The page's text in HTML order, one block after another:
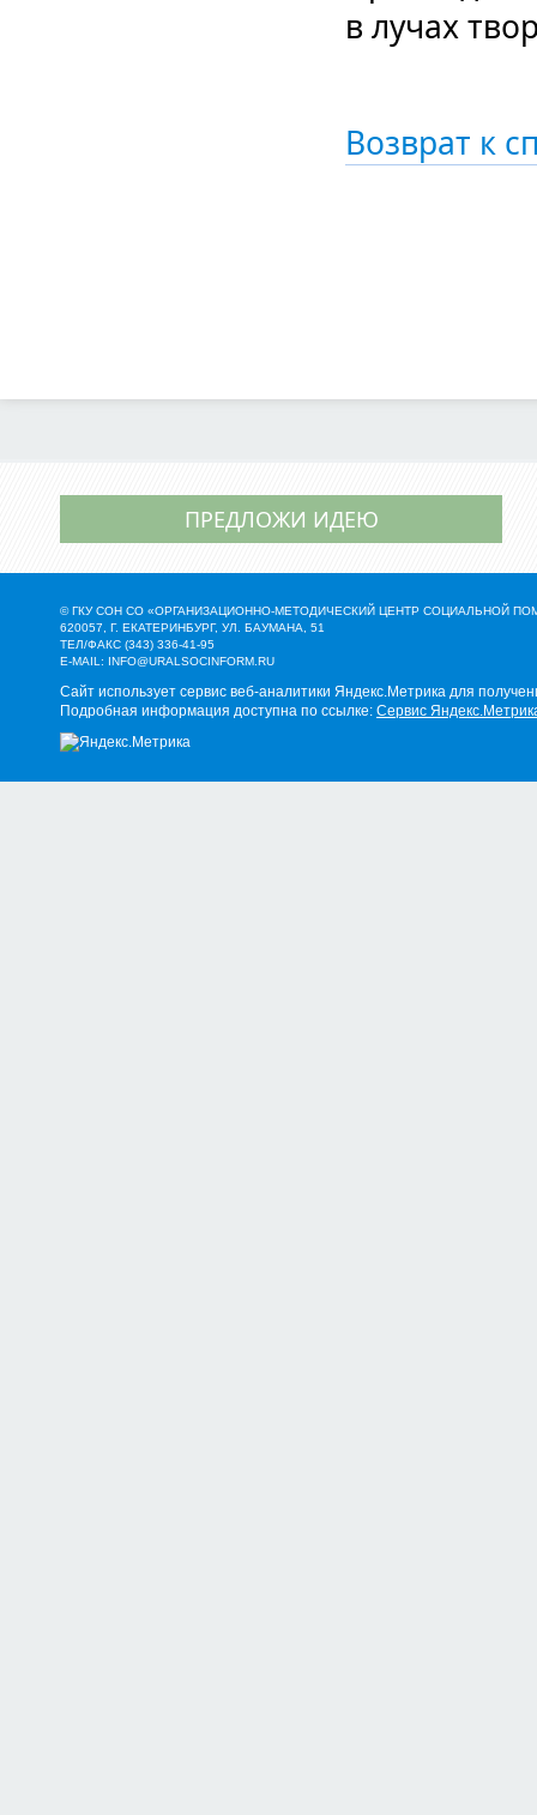
в лучах
Возврат к
ПРЕДЛОЖИ ИДЕЮ
© ГКУ СОН СО «ОРГАНИЗАЦИОННО-МЕТОДИЧЕСКИЙ ЦЕНТР СОЦИАЛЬНОЙ
620057, Г. ЕКАТЕРИНБУРГ, УЛ. БАУМАНА, 51
ТЕЛ/ФАКС (343) 336-41-95
E-MAIL: INFO@URALSOCINFORM.RU
Сайт использует сервис веб-аналитики Яндекс.Метрика для
Подробная информация доступна по ссылке: Сервис